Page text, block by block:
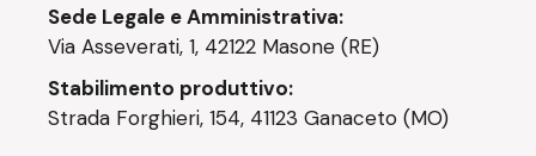
Sede Legale e Amministrativa:
Via Asseverati, 1, 42122 Masone (RE)
Stabilimento produttivo:
Strada Forghieri, 154, 41123 Ganaceto (MO)